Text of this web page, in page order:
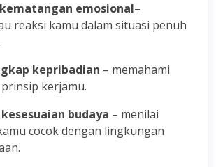
emosional–
reaksi kamu dalam situasi penuh
kepribadian – memahami
kerjamu.
budaya – menilai
cocok dengan lingkungan